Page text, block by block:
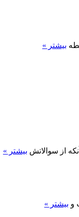
بیشتر »
از سوالاتش بیشتر »
و بیشتر »